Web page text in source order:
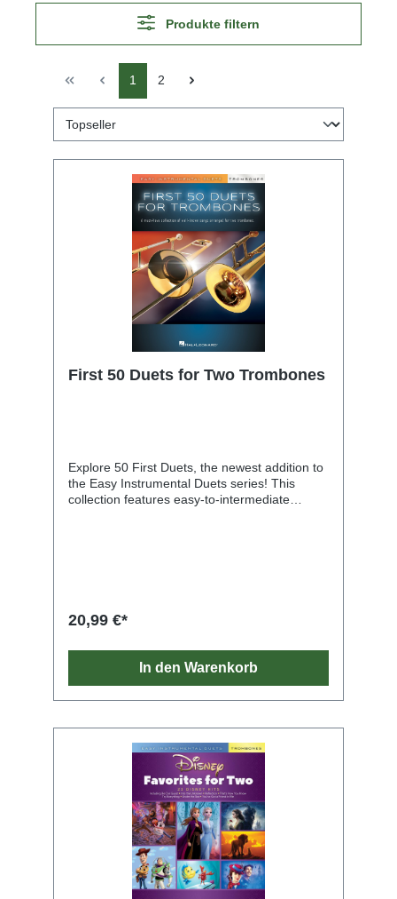
Produkte filtern
1 2
First 50 Duets for Two Trombones
Explore 50 First Duets, the newest addition to
the Easy Instrumental Duets series! This
collection features easy-to-intermediate
Loving • Bad Day • Billie Jean • Chariots of
Sister • Livin' La Vida Loca • A Million Dreams
• Popular • Shake It Off • Some Nights • You're
20,99 €*
In den Warenkorb